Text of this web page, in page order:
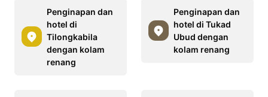
Penginapan dan
hotel di
Tilongkabila
dengan kolam
renang
Penginapan dan
hotel di Tukad
Ubud dengan
kolam renang